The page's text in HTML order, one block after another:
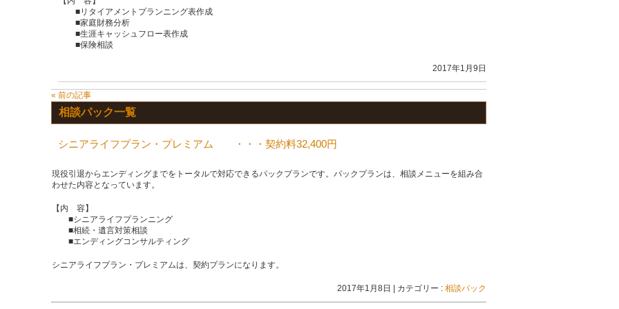
■リタイアメントプランニング表作成
■家庭財務分析
■生涯キャッシュフロー表作成
■保険相談
2017年1月9日
« 前の記事
相談パック一覧
シニアライフプラン・プレミアム ・・・契約料32,400円
現役引退からエンディングまでをトータルで対応できるパックプランです。パックプランは、相談メニューを組み合
わせた内容となっています。
【内 容】
■シニアライフプランニング
■相続・遺言対策相談
■エンディングコンサルティング
シニアライフプラン・プレミアムは、契約プランになります。
2017年1月8日 | カテゴリー : 相談パック